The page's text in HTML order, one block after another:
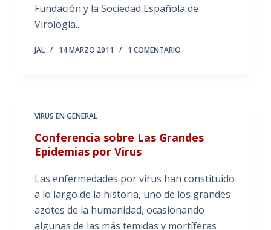
Fundación y la Sociedad Española de
Virología...
JAL 14 MARZO 2011 1 COMENTARIO
VIRUS EN GENERAL
Conferencia sobre Las Grandes
Epidemias por Virus
Las enfermedades por virus han constituido
a lo largo de la historia, uno de los grandes
azotes de la humanidad, ocasionando
algunas de las más temidas y mortíferas